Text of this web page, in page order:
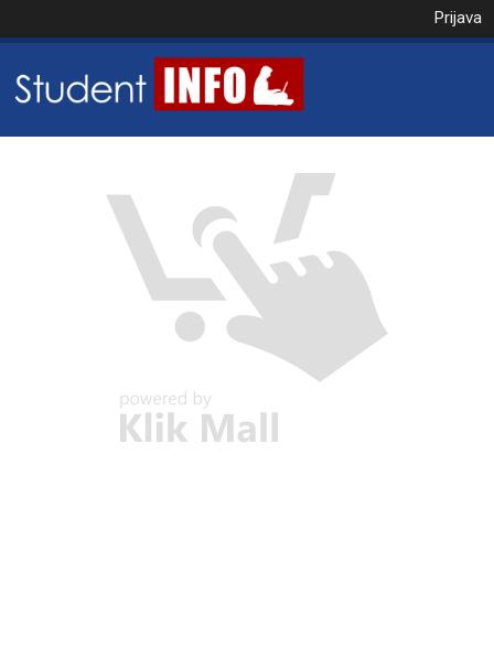
Prijava
VAŠA KOŠARICA JE